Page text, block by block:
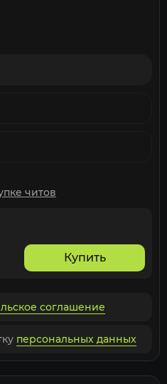
читов
Купить
соглашение
персональных данных